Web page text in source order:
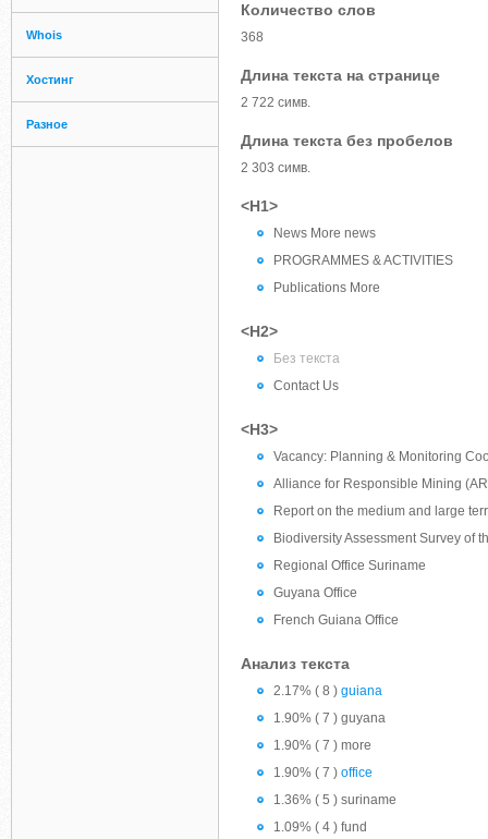
Whois
Хостинг
Разное
Количество слов
368
Длина текста на странице
2 722 симв.
Длина текста без пробелов
2 303 симв.
<H1>
News More news
PROGRAMMES & ACTIVITIES
Publications More
<H2>
Без текста
Contact Us
<H3>
Vacancy: Planning & Monitoring
Alliance for Responsible Mining
Report on the medium and large
Biodiversity Assessment Survey of
Regional Office Suriname
Guyana Office
French Guiana Office
Анализ текста
2.17% ( 8 ) guiana
1.90% ( 7 ) guyana
1.90% ( 7 ) more
1.90% ( 7 ) office
1.36% ( 5 ) suriname
1.09% ( 4 ) fund